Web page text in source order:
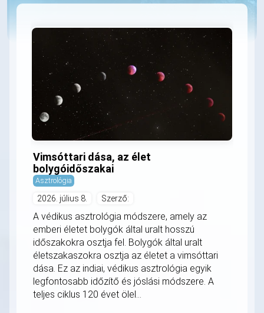
Vimsóttari dása, az élet
bolygóidőszakai
Asztrológia
2026. július 8. Szerző:
A védikus asztrológia módszere, amely az
emberi életet bolygók által uralt hosszú
időszakokra osztja fel. Bolygók által uralt
életszakaszokra osztja az életet a vimsóttari
dása. Ez az indiai, védikus asztrológia egyik
legfontosabb időzítő és jóslási módszere. A
teljes ciklus 120 évet ölel...